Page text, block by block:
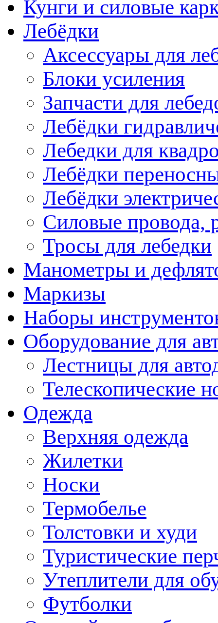
Кунги и силовые
Лебёдки
Аксессуары для
Блоки усиления
Запчасти для
Лебёдки
Лебедки для
Лебёдки
Лебёдки
Силовые провода,
Тросы для лебедки
Манометры и
Маркизы
Наборы
Оборудование для
Лестницы для
Телескопические
Одежда
Верхняя одежда
Жилетки
Носки
Термобелье
Толстовки и худи
Туристические
Утеплители для
Футболки